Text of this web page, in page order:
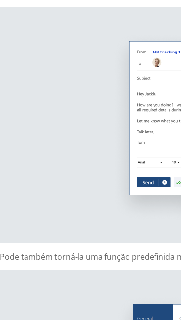
MB Tracking
Pode também torná-la uma função predefinida